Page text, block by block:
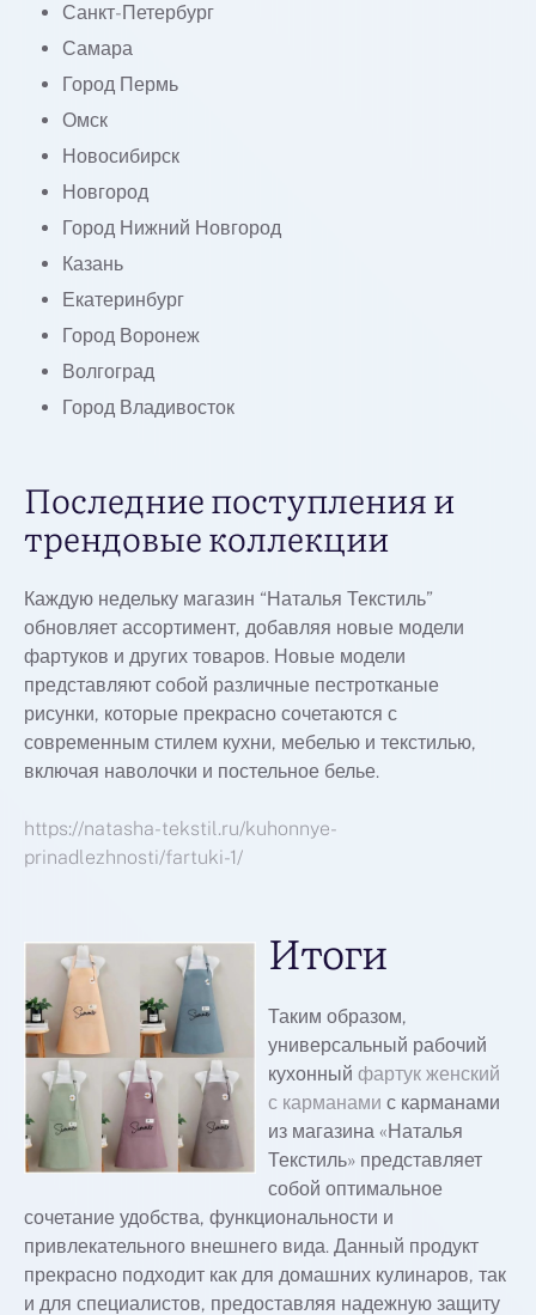
Санкт-Петербург
Самара
Город Пермь
Омск
Новосибирск
Новгород
Город Нижний Новгород
Казань
Екатеринбург
Город Воронеж
Волгоград
Город Владивосток
Последние поступления и
трендовые коллекции
Каждую недельку магазин “Наталья Текстиль”
обновляет ассортимент, добавляя новые модели
фартуков и других товаров. Новые модели
представляют собой различные пестротканые
рисунки, которые прекрасно сочетаются с
современным стилем кухни, мебелью и текстилью,
включая наволочки и постельное белье.
https://natasha-tekstil.ru/kuhonnye-
prinadlezhnosti/fartuki-1/
Итоги
Таким образом,
универсальный рабочий
кухонный фартук женский
с карманами с карманами
из магазина «Наталья
Текстиль» представляет
собой оптимальное
сочетание удобства, функциональности и
привлекательного внешнего вида. Данный продукт
прекрасно подходит как для домашних кулинаров, так
и для специалистов, предоставляя надежную защиту